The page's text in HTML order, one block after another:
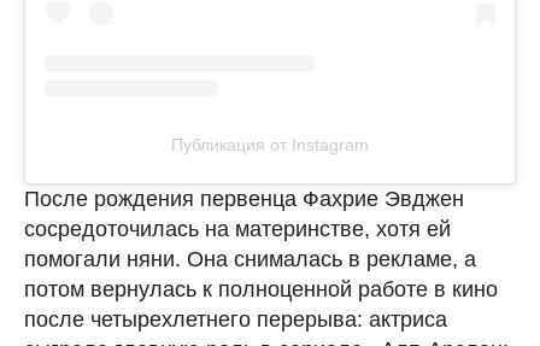
Публикация от Instagram
После рождения первенца Фахрие Эвджен
сосредоточилась на материнстве, хотя ей
помогали няни. Она снималась в рекламе, а
потом вернулась к полноценной работе в кино
после четырехлетнего перерыва: актриса